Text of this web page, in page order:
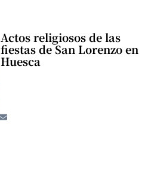
Actos religiosos de las
fiestas de San Lorenzo en
Huesca